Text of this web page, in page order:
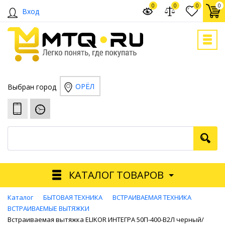
Вход
0 0
0 0
Выбран город ОРЁЛ
КАТАЛОГ ТОВАРОВ
Каталог БЫТОВАЯ ТЕХНИКА
ВСТРАИВАЕМАЯ ТЕХНИКА
ВСТРАИВАЕМЫЕ ВЫТЯЖКИ
Встраиваемая вытяжка ELIKOR ИНТЕГРА 50П-400-В2Л черный/